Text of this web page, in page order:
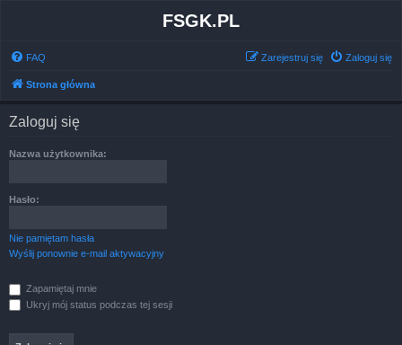
FSGK.PL
FAQ Zaloguj się
Zarejestruj się
Strona główna
Zaloguj się
Nazwa użytkownika:
Hasło:
Nie pamiętam hasła
Wyślij ponownie e-mail aktywacyjny
Zapamiętaj mnie
Ukryj mój status podczas tej sesji